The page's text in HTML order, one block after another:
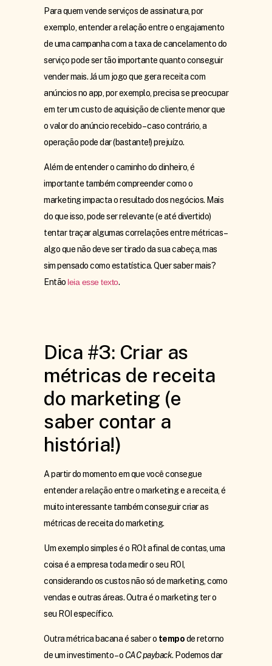
Para quem vende serviços de assinatura, por
exemplo, entender a relação entre o engajamento
de uma campanha com a taxa de cancelamento do
serviço pode ser tão importante quanto conseguir
vender mais. Já um jogo que gera receita com
anúncios no app, por exemplo, precisa se preocupar
em ter um custo de aquisição de cliente menor que
o valor do anúncio recebido – caso contrário, a
operação pode dar (bastante!) prejuízo.
Além de entender o caminho do dinheiro, é
importante também compreender como o
marketing impacta o resultado dos negócios. Mais
do que isso, pode ser relevante (e até divertido)
tentar traçar algumas correlações entre métricas –
algo que não deve ser tirado da sua cabeça, mas
sim pensado como estatística. Quer saber mais?
Então leia esse texto.
Dica #3: Criar as
métricas de receita
do marketing (e
saber contar a
história!)
A partir do momento em que você consegue
entender a relação entre o marketing e a receita, é
muito interessante também conseguir criar as
métricas de receita do marketing.
Um exemplo simples é o ROI: afinal de contas, uma
coisa é a empresa toda medir o seu ROI,
considerando os custos não só de marketing, como
vendas e outras áreas. Outra é o marketing ter o
seu ROI específico.
Outra métrica bacana é saber o tempode retorno
de um investimento – o CAC payback. Podemos dar